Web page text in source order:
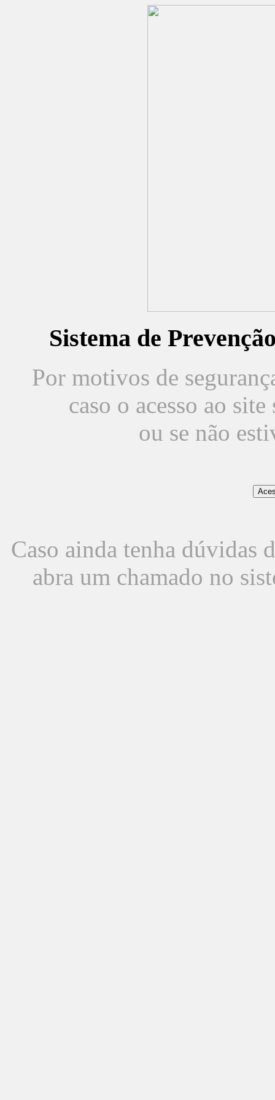
Sistema de
Por motivos de
caso o acesso ao
ou se não
Caso ainda tenha dúvidas
abra um chamado no